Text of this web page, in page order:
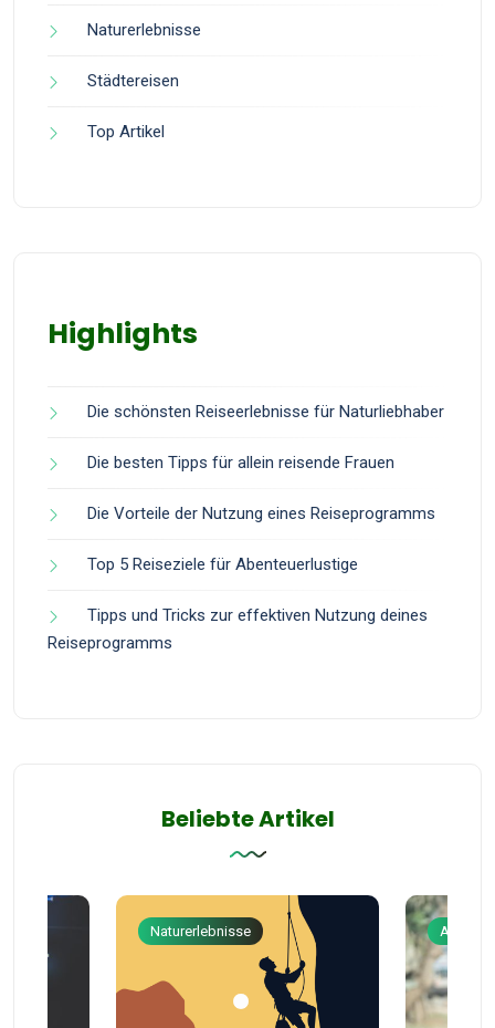
Naturerlebnisse
Städtereisen
Top Artikel
Highlights
Die schönsten Reiseerlebnisse für Naturliebhaber
Die besten Tipps für allein reisende Frauen
Die Vorteile der Nutzung eines Reiseprogramms
Top 5 Reiseziele für Abenteuerlustige
Tipps und Tricks zur effektiven Nutzung deines
Reiseprogramms
Beliebte Artikel
Naturerlebnisse